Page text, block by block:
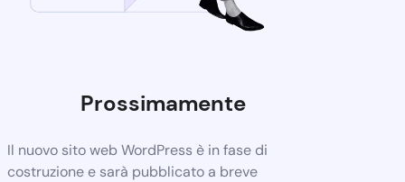
Prossimamente
Il nuovo sito web WordPress è in fase di
costruzione e sarà pubblicato a breve